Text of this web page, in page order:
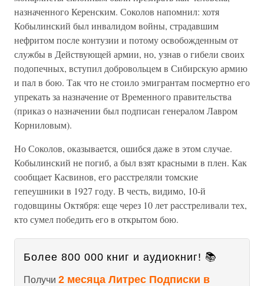
назначенного Керенским. Соколов напомнил: хотя
Кобылинский был инвалидом войны, страдавшим
нефритом после контузии и потому освобожденным от
службы в Действующей армии, но, узнав о гибели своих
подопечных, вступил добровольцем в Сибирскую армию
и пал в бою. Так что не стоило эмигрантам посмертно его
упрекать за назначение от Временного правительства
(приказ о назначении был подписан генералом Лавром
Корниловым).
Но Соколов, оказывается, ошибся даже в этом случае.
Кобылинский не погиб, а был взят красными в плен. Как
сообщает Касвинов, его расстреляли томские
гепеушники в 1927 году. В честь, видимо, 10-й
годовщины Октября: еще через 10 лет расстреливали тех,
кто сумел победить его в открытом бою.
Более 800 000 книг и аудиокниг! 📚
Получи 2 месяца Литрес Подписки в